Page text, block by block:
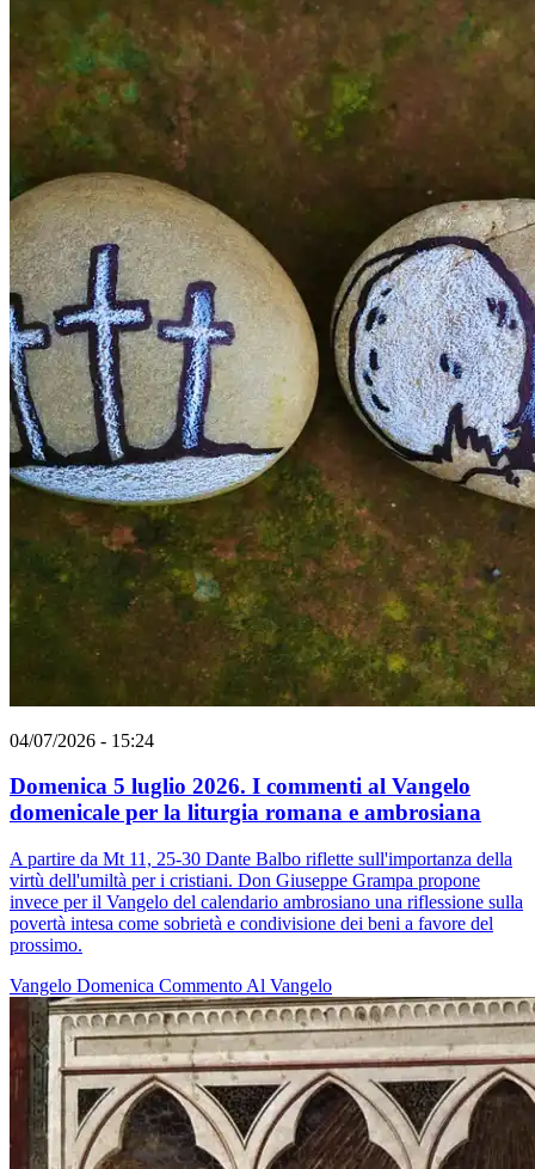
04/07/2026 - 15:24
Domenica 5 luglio 2026. I commenti al Vangelo
domenicale per la liturgia romana e ambrosiana
A partire da Mt 11, 25-30 Dante Balbo riflette sull'importanza della
virtù dell'umiltà per i cristiani. Don Giuseppe Grampa propone
invece per il Vangelo del calendario ambrosiano una riflessione sulla
povertà intesa come sobrietà e condivisione dei beni a favore del
prossimo.
Vangelo Domenica Commento Al Vangelo